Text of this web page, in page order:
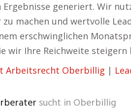
generiert. Wir
machen und wertvolle
erschwinglichen
wir Ihre Reichweite steigern
Arbeitsrecht Oberbillig |
sucht in Oberbillig